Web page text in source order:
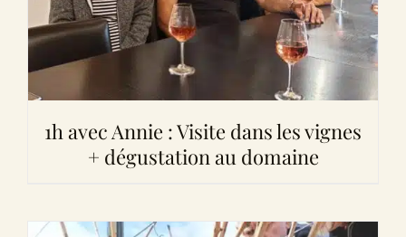
1h avec Annie : Visite dans les vignes
+ dégustation au domaine